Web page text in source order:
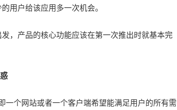
用户给该应用多一次机会。
产品的核心功能应该在第一次推出时就基本完
个网站或者一个客户端希望能满足用户的所有需